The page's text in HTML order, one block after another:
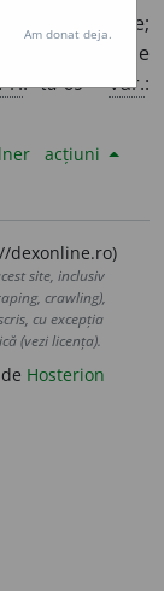
Care are merite;
ale
:-tu-os–Var.:
acțiuni
dexonline.ro)
site, inclusiv
crawling),
cu excepția
(vezi licența).
Hosterion
Am donat deja.